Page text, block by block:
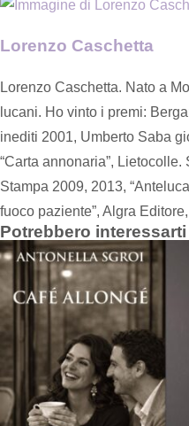
Lorenzo Caschetta
Lorenzo Caschetta. Nato a
lucani. Ho vinto i premi:
inediti 2001, Umberto Saba
“Carta annonaria”, Lietocolle.
Stampa 2009, 2013,
fuoco paziente”, Algra
Potrebbero interessarti